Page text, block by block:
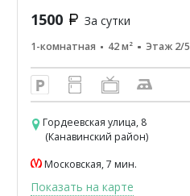
1500 За сутки
1-комнатная 42 м² Этаж 2/5
Гордеевская улица, 8
(Канавинский район)
Московская, 7 мин.
Показать на карте